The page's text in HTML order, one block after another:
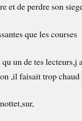
et de perdre son
que les courses
un de tes lecteurs,j
,il faisait trop